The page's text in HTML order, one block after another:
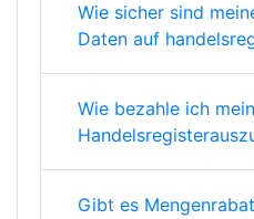
Wie sicher sind
Daten auf
Wie bezahle ich
Gibt es